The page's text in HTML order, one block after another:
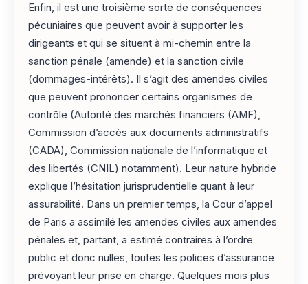
Enfin, il est une troisième sorte de conséquences
pécuniaires que peuvent avoir à supporter les
dirigeants et qui se situent à mi-chemin entre la
sanction pénale (amende) et la sanction civile
(dommages-intérêts). Il s’agit des amendes civiles
que peuvent prononcer certains organismes de
contrôle (Autorité des marchés financiers (AMF),
Commission d’accès aux documents administratifs
(CADA), Commission nationale de l’informatique et
des libertés (CNIL) notamment). Leur nature hybride
explique l’hésitation jurisprudentielle quant à leur
assurabilité. Dans un premier temps, la Cour d’appel
de Paris a assimilé les amendes civiles aux amendes
pénales et, partant, a estimé contraires à l’ordre
public et donc nulles, toutes les polices d’assurance
prévoyant leur prise en charge. Quelques mois plus